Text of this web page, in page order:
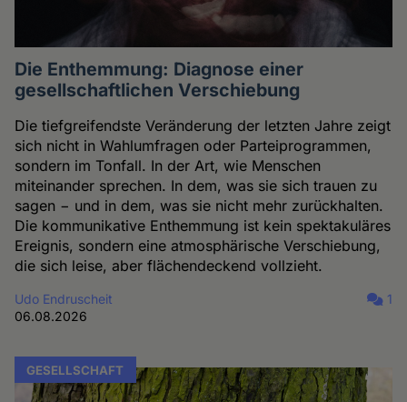
Die Enthemmung: Diagnose einer
gesellschaftlichen Verschiebung
Die tiefgreifendste Veränderung der letzten Jahre zeigt
sich nicht in Wahlumfragen oder Parteiprogrammen,
sondern im Tonfall. In der Art, wie Menschen
miteinander sprechen. In dem, was sie sich trauen zu
sagen − und in dem, was sie nicht mehr zurückhalten.
Die kommunikative Enthemmung ist kein spektakuläres
Ereignis, sondern eine atmosphärische Verschiebung,
die sich leise, aber flächendeckend vollzieht.
Udo Endruscheit
06.08.2026
1
GESELLSCHAFT